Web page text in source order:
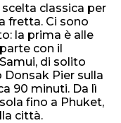
scelta classica per
fretta. Ci sono
la prima è alle
con il
di solito
Donsak Pier sulla
90 minuti. Da lì
fino a Phuket,
città.